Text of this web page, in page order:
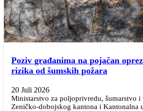
Poziv građanima na pojačan
rizika od šumskih požara
20 Juli 2026
Ministarstvo za poljoprivredu, šumarstvo i
Zeničko-dobojskog kantona i Kantonalna